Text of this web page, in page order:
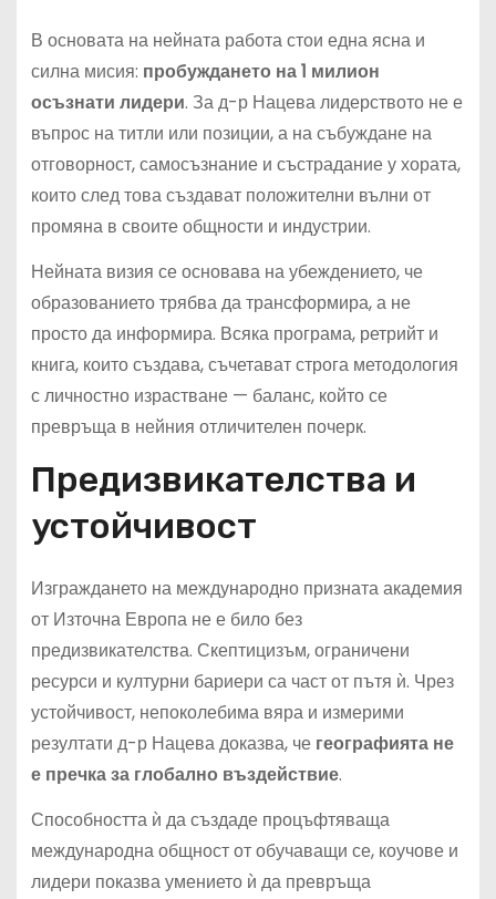
В основата на нейната работа стои една ясна и
силна мисия: пробуждането на 1 милион
осъзнати лидери. За д-р Нацева лидерството не е
въпрос на титли или позиции, а на събуждане на
отговорност, самосъзнание и състрадание у хората,
които след това създават положителни вълни от
промяна в своите общности и индустрии.
Нейната визия се основава на убеждението, че
образованието трябва да трансформира, а не
просто да информира. Всяка програма, ретрийт и
книга, които създава, съчетават строга методология
с личностно израстване — баланс, който се
превръща в нейния отличителен почерк.
Предизвикателства и
устойчивост
Изграждането на международно призната академия
от Източна Европа не е било без
предизвикателства. Скептицизъм, ограничени
ресурси и културни бариери са част от пътя ѝ. Чрез
устойчивост, непоколебима вяра и измерими
резултати д-р Нацева доказва, че географията не
е пречка за глобално въздействие.
Способността ѝ да създаде процъфтяваща
международна общност от обучаващи се, коучове и
лидери показва умението ѝ да превръща